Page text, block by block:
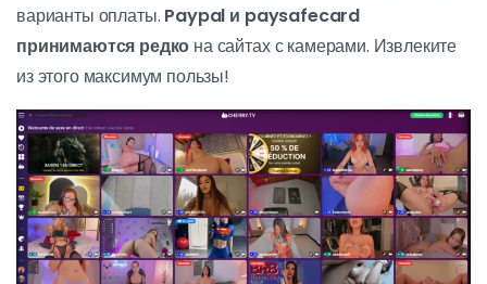
варианты оплаты. Paypal и paysafecard
принимаются редко на сайтах с камерами. Извлеките
из этого максимум пользы!